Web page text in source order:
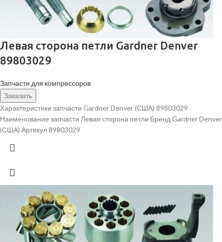
Левая сторона петли Gardner Denver
89803029
Запчасти для компрессоров
Заказать
Характеристики запчасти Gardner Denver (США) 89803029
Наименование запчасти Левая сторона петли Бренд Gardner Denver
(США) Артикул 89803029